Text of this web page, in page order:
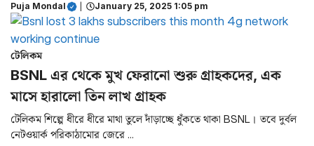
Puja Mondal January 25, 2025 1:05 pm
টেলিকম
BSNL এর থেকে মুখ ফেরানো শুরু গ্রাহকদের, এক
মাসে হারালো তিন লাখ গ্রাহক
টেলিকম শিল্পে ধীরে ধীরে মাথা তুলে দাঁড়াচ্ছে ধুঁকতে থাকা BSNL। তবে দুর্বল
নেটওয়ার্ক পরিকাঠামোর জেরে ...